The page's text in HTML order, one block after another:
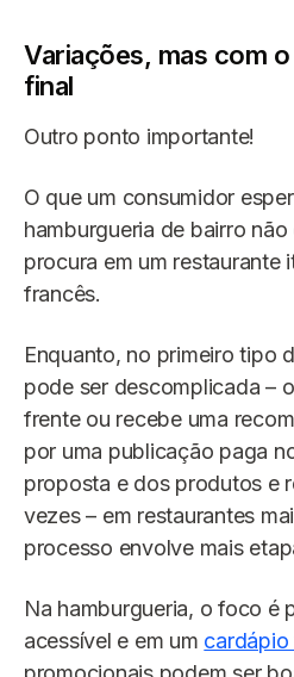
Variações, mas com
final
Outro ponto importante!
O que um consumidor
hamburgueria de bairro
procura em um restaurante
francês.
Enquanto, no primeiro tipo
pode ser descomplicada –
frente ou recebe uma
por uma publicação paga
proposta e dos produtos e
vezes – em restaurantes
processo envolve mais
Na hamburgueria, o foco é
acessível e em um cardápio